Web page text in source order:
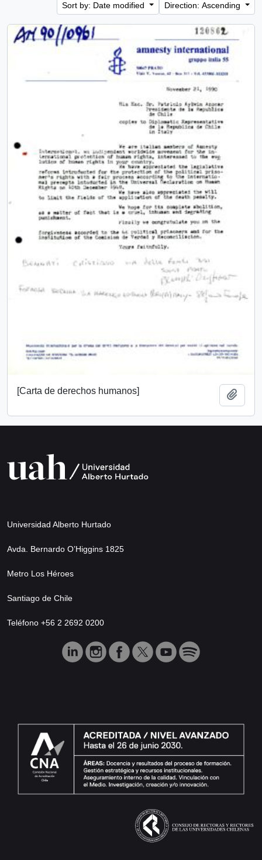
Sort by: Date modified
Direction: Ascending
[Carta de derechos humanos]
Universidad Alberto Hurtado
Avda. Bernardo O’Higgins 1825
Metro Los Héroes
Santiago de Chile
Teléfono +56 2 2692 0200